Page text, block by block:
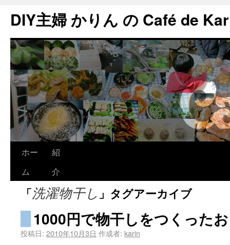
DIY主婦 かりん の Café de
ホー
ム
紹
介
「洗濯物干し 」タグアーカイブ
1000円で物干しをつくったお
投稿日: 2010年10月3日 作成者: karin